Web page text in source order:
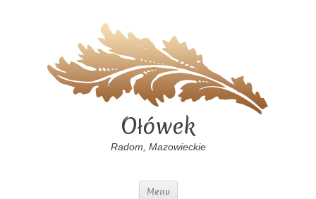
Ołówek
Radom, Mazowieckie
Menu